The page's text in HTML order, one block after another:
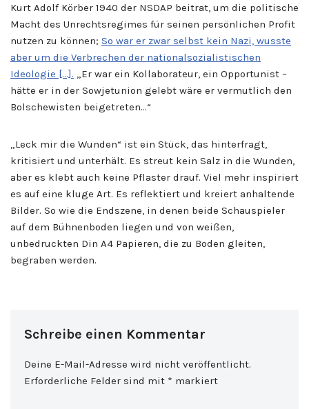
Kurt Adolf Körber 1940 der NSDAP beitrat, um die politische
Macht des Unrechtsregimes für seinen persönlichen Profit
nutzen zu können; So war er zwar selbst kein Nazi, wusste
aber um die Verbrechen der nationalsozialistischen
Ideologie […]. „Er war ein Kollaborateur, ein Opportunist –
hätte er in der Sowjetunion gelebt wäre er vermutlich den
Bolschewisten beigetreten…“
„Leck mir die Wunden“ ist ein Stück, das hinterfragt,
kritisiert und unterhält. Es streut kein Salz in die Wunden,
aber es klebt auch keine Pflaster drauf. Viel mehr inspiriert
es auf eine kluge Art. Es reflektiert und kreiert anhaltende
Bilder. So wie die Endszene, in denen beide Schauspieler
auf dem Bühnenboden liegen und von weißen,
unbedruckten Din A4 Papieren, die zu Boden gleiten,
begraben werden.
Schreibe einen Kommentar
Deine E-Mail-Adresse wird nicht veröffentlicht.
Erforderliche Felder sind mit * markiert